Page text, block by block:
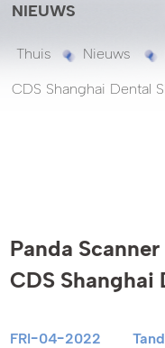
NIEUWS
Thuis Nieuws
CDS Shanghai Dental
Panda
CDS Shanghai
FRI-04-2022